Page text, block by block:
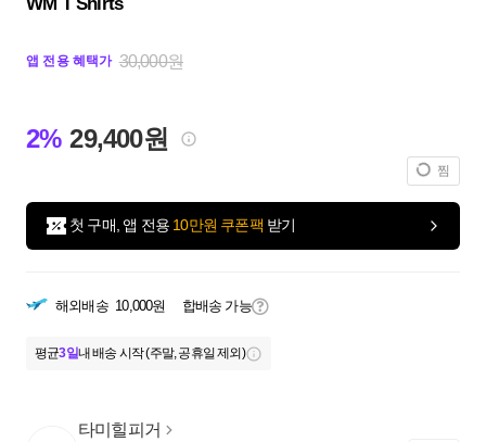
앱 전용 혜택가 30,000원
2% 29,400원
찜
첫 구매, 앱 전용 10만원 쿠폰팩 받기
해외배송 10,000원 합배송 가능
평균3일내 배송 시작 (주말, 공휴일 제외)
타미힐피거